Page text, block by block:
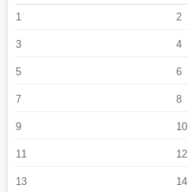
1 2
3 4
5 6
7 8
9 10
11 12
13 14